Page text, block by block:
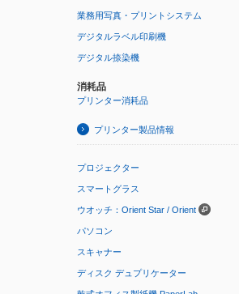
業務用写真・プリントシステム
デジタルラベル印刷機
デジタル捺染機
消耗品
プリンター消耗品
プリンター製品情報
プロジェクター
スマートグラス
ウオッチ：Orient Star / Orient
パソコン
スキャナー
ディスク デュプリケーター